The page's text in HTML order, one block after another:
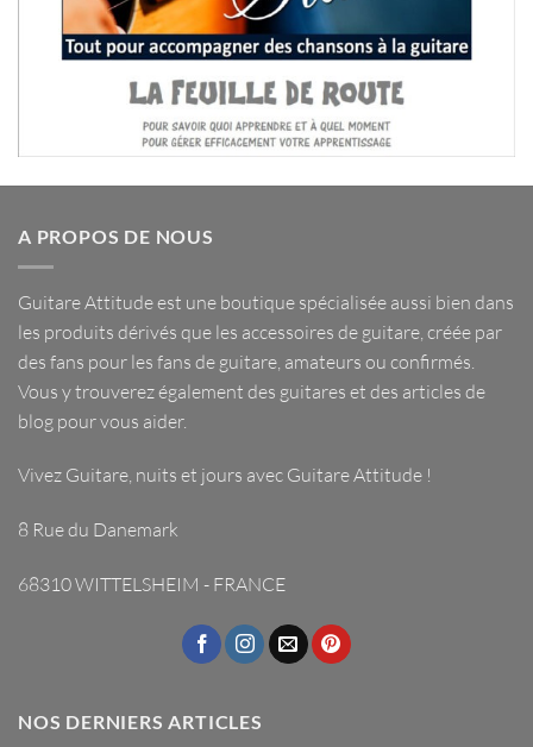
A PROPOS DE NOUS
Guitare Attitude est une boutique spécialisée aussi bien dans
les produits dérivés que les accessoires de guitare , créée par
des fans pour les fans de guitare, amateurs ou confirmés.
Vous y trouverez également des guitares et des articles de
blog pour vous aider.
Vivez Guitare, nuits et jours avec Guitare Attitude !
8 Rue du Danemark
68310 WITTELSHEIM - FRANCE
NOS DERNIERS ARTICLES